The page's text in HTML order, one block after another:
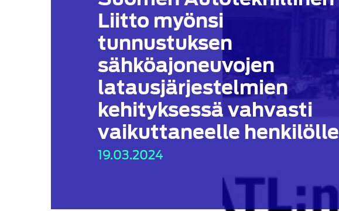
Liitto myönsi
tunnustuksen
sähköajoneuvojen
latausjärjestelmien
kehityksessä vahvasti
vaikuttaneelle henkilölle
19.03.2024